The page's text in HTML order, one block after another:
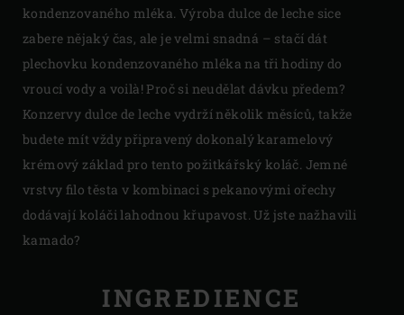
kondenzovaného mléka. Výroba dulce de leche sice
zabere nějaký čas, ale je velmi snadná – stačí dát
plechovku kondenzovaného mléka na tři hodiny do
vroucí vody a voilà! Proč si neudělat dávku předem?
Konzervy dulce de leche vydrží několik měsíců, takže
budete mít vždy připravený dokonalý karamelový
krémový základ pro tento požitkářský koláč. Jemné
vrstvy filo těsta v kombinaci s pekanovými ořechy
dodávají koláči lahodnou křupavost. Už jste nažhavili
kamado?
INGREDIENCE